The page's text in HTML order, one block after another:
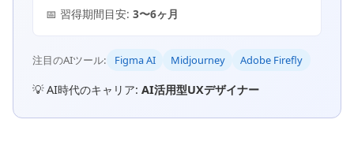
📅 習得期間目安: 3〜6ヶ月
注目のAIツール: Figma AI Midjourney Adobe Firefly
💡 AI時代のキャリア: AI活用型UXデザイナー